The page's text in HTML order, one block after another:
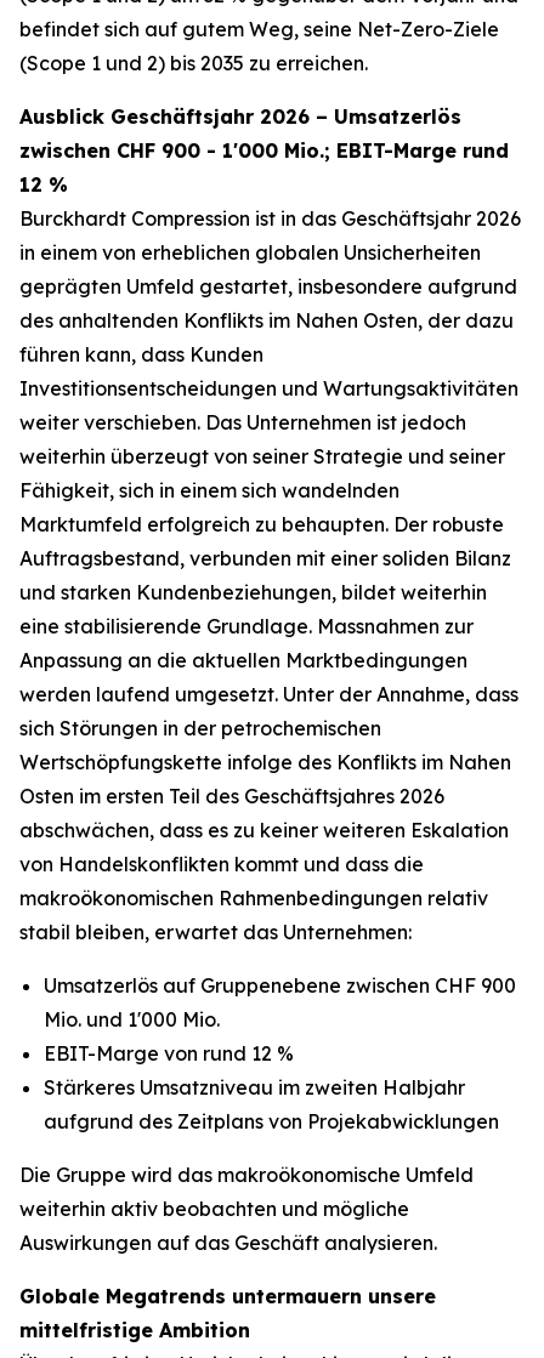
befindet sich auf gutem Weg, seine Net-Zero-Ziele
(Scope 1 und 2) bis 2035 zu erreichen.
Ausblick Geschäftsjahr 2026 – Umsatzerlös
zwischen CHF 900 - 1'000 Mio.; EBIT-Marge rund
12 %
Burckhardt Compression ist in das Geschäftsjahr 2026
in einem von erheblichen globalen Unsicherheiten
geprägten Umfeld gestartet, insbesondere aufgrund
des anhaltenden Konflikts im Nahen Osten, der dazu
führen kann, dass Kunden
Investitionsentscheidungen und Wartungsaktivitäten
weiter verschieben. Das Unternehmen ist jedoch
weiterhin überzeugt von seiner Strategie und seiner
Fähigkeit, sich in einem sich wandelnden
Marktumfeld erfolgreich zu behaupten. Der robuste
Auftragsbestand, verbunden mit einer soliden Bilanz
und starken Kundenbeziehungen, bildet weiterhin
eine stabilisierende Grundlage. Massnahmen zur
Anpassung an die aktuellen Marktbedingungen
werden laufend umgesetzt. Unter der Annahme, dass
sich Störungen in der petrochemischen
Wertschöpfungskette infolge des Konflikts im Nahen
Osten im ersten Teil des Geschäftsjahres 2026
abschwächen, dass es zu keiner weiteren Eskalation
von Handelskonflikten kommt und dass die
makroökonomischen Rahmenbedingungen relativ
stabil bleiben, erwartet das Unternehmen:
Umsatzerlös auf Gruppenebene zwischen CHF 900
Mio. und 1'000 Mio.
EBIT-Marge von rund 12 %
Stärkeres Umsatzniveau im zweiten Halbjahr
aufgrund des Zeitplans von Projekabwicklungen
Die Gruppe wird das makroökonomische Umfeld
weiterhin aktiv beobachten und mögliche
Auswirkungen auf das Geschäft analysieren.
Globale Megatrends untermauern unsere
mittelfristige Ambition